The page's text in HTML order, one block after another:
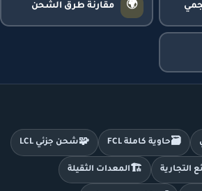
🌍 مقارنة طرق الشحن
🗃️حاوية كاملة FCL 🧩شحن جزئي LCL
التجارية 🏗️ المعدات الثقيلة